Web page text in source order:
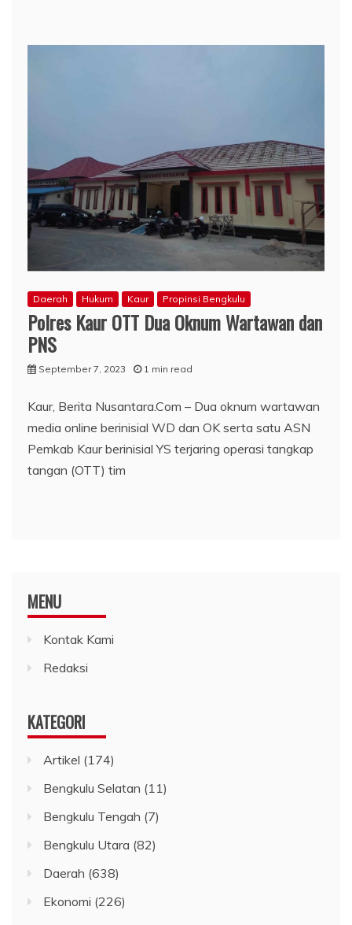
Daerah Hukum Kaur Propinsi Bengkulu
Polres Kaur OTT Dua Oknum Wartawan dan
PNS
September 7, 2023 1 min read
Kaur, Berita Nusantara.Com – Dua oknum wartawan
media online berinisial WD dan OK serta satu ASN
Pemkab Kaur berinisial YS terjaring operasi tangkap
tangan (OTT) tim
MENU
Kontak Kami
Redaksi
KATEGORI
Artikel (174)
Bengkulu Selatan (11)
Bengkulu Tengah (7)
Bengkulu Utara (82)
Daerah (638)
Ekonomi (226)